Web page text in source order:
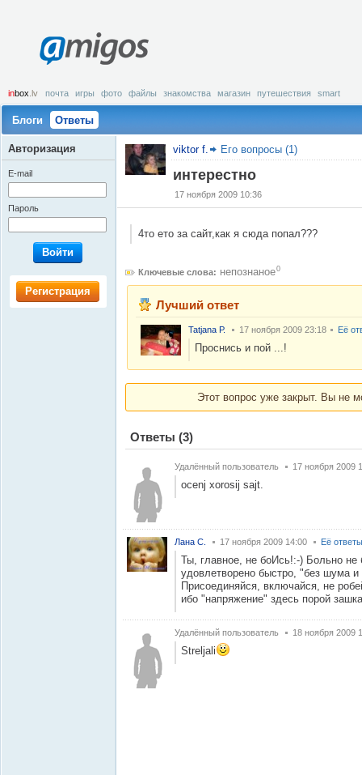
amigos
inbox .lv почта игры фото файлы знакомства магазин путешествия smart
Блоги Ответы
viktor f. Его вопросы (1)
интерестно
17 ноября 2009 10:36
4то ето за сайт,как я сюда попал???
Ключевые слова: непознаное0
Лучший ответ
Tatjana Р. 17 ноября 2009 23:18 Её
Проснись и пой ...!
Этот вопрос уже закрыт. Вы не
Ответы (3)
Удалённый пользователь 17 ноября 2009
ocenj xorosij sajt.
Лана С. 17 ноября 2009 14:00 Её ответы
Ты, главное, не боИсь!:-) Больно не
удовлетворено быстро, "без шума
Присоединяйся, включайся, не
ибо "напряжение" здесь порой
Удалённый пользователь 18 ноября 2009
Streljali
Авторизация
E-mail
Пароль
Войти
Регистрация